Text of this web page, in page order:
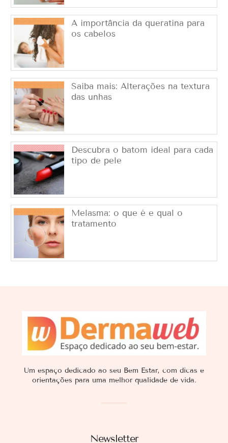
A importância da queratina para
os cabelos
Saiba mais: Alterações na textura
das unhas
Descubra o batom ideal para cada
tipo de pele
Melasma: o que é e qual o
tratamento
Newsletter
Um espaço dedicado ao seu Bem Estar, com dicas e
orientações para uma melhor qualidade de vida.